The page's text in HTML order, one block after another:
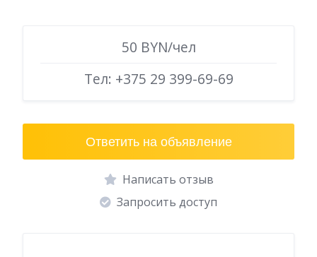
50 BYN/чел
Тел: +375 29 399-69-69
Ответить на объявление
Написать отзыв
Запросить доступ